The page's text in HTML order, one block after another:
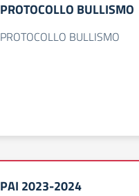
PROTOCOLLO BULLISMO
PROTOCOLLO BULLISMO
PAI 2023-2024